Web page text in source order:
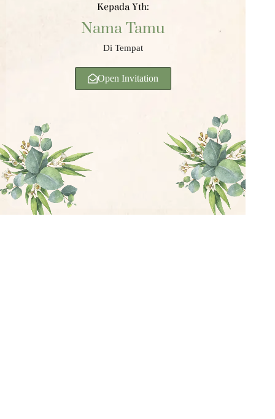
Kepada Yth:
Nama Tamu
Di Tempat
Open Invitation